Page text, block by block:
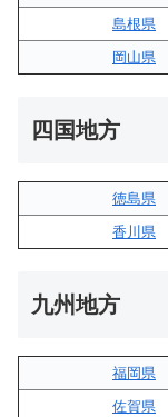
島根県
岡山県
四国地方
徳島県
香川県
九州地方
福岡県
佐賀県